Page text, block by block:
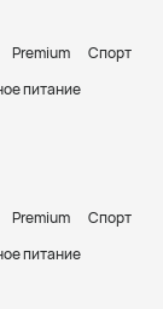
Premium
Спорт
питание
Premium
Спорт
питание